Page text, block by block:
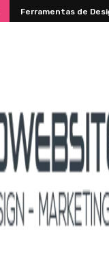
Ferramentas de